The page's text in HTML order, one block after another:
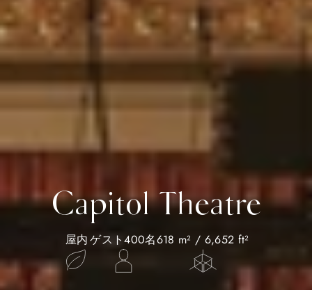
Capitol Theatre
屋内ゲスト400名618 m² / 6,652 ft²